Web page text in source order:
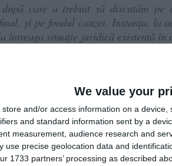
We value your
store and/or access information on a device,
and standard information sent by a
measurement, audience research and
use precise geolocation data and
1733 partners’ processing as described
care a trebuit să discutăm pe
şi pe fondul cauzei. Instanţa, la
întreaga situaţie juridică existentă în
vor fi admise sau vor fi respinse şi
pronunţarea”, a afirmat Marina
care are de soluţionat acest dosar
ţări”.